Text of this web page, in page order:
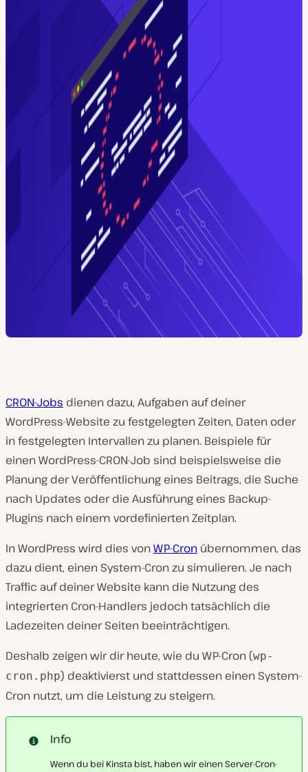
CRON-Jobs dienen dazu, Aufgaben auf deiner
WordPress-Website zu festgelegten Zeiten, Daten oder
in festgelegten Intervallen zu planen. Beispiele für
einen WordPress-CRON-Job sind beispielsweise die
Planung der Veröffentlichung eines Beitrags, die Suche
nach Updates oder die Ausführung eines Backup-
Plugins nach einem vordefinierten Zeitplan.
In WordPress wird dies vonWP-Cron übernommen, das
dazu dient, einen System-Cron zu simulieren. Je nach
Traffic auf deiner Website kann die Nutzung des
integrierten Cron-Handlers jedoch tatsächlich die
Ladezeiten deiner Seiten beeinträchtigen.
Deshalb zeigen wir dir heute, wie du WP-Cron (wp-
cron.php) deaktivierst und stattdessen einen System-
Cron nutzt, um die Leistung zu steigern.
Info
Wenn du bei Kinsta bist, haben wir einen Server-Cron-